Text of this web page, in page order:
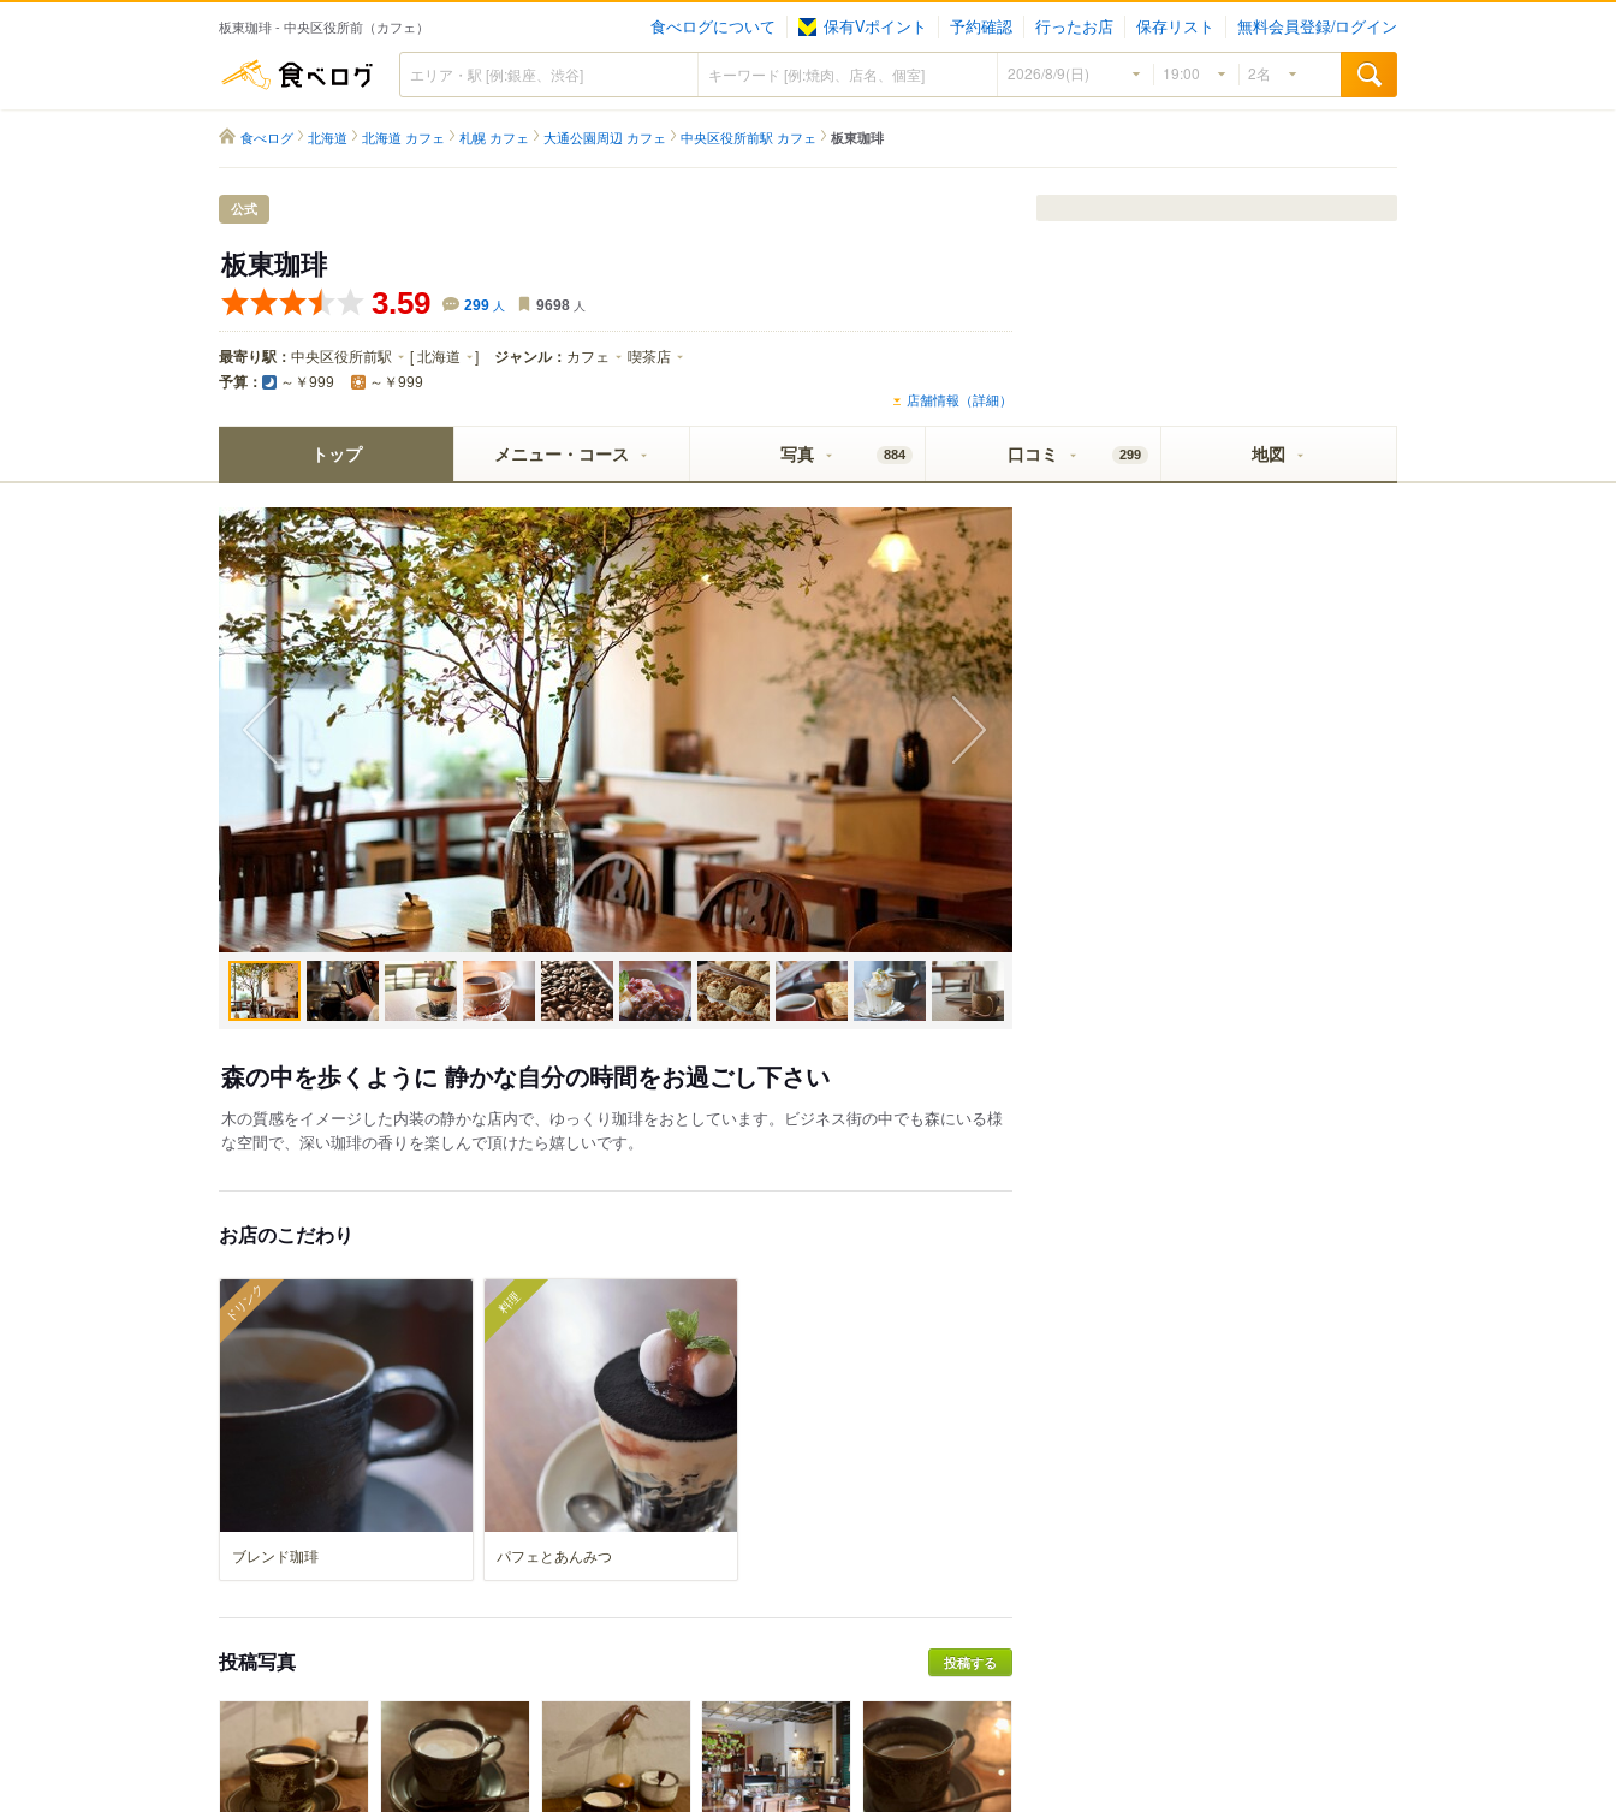
板東珈琲 - 中央区役所前（カフェ） 食べログについて 保有Vポイント 予約確認 行ったお店 保存リスト 無料会員登録/ログイン
食べログ
食べログ 北海道 北海道 カフェ 札幌 カフェ 大通公園周辺 カフェ 中央区役所前駅 カフェ 板東珈琲
公式
板東珈琲
3.59 299 人 9698 人
最寄り駅： 中央区役所前駅 [北海道 ] ジャンル： カフェ 喫茶店
予算： ～￥999 ～￥999
店舗情報（詳細）
トップ メニュー・コース 写真 884 口コミ 299 地図
森の中を歩くように 静かな自分の時間をお過ごし下さい
木の質感をイメージした内装の静かな店内で、ゆっくり珈琲をおとしています。ビジネス街の中でも森にいる様
な空間で、深い珈琲の香りを楽しんで頂けたら嬉しいです。
お店のこだわり
ドリンク
ブレンド珈琲
料理
パフェとあんみつ
投稿写真 投稿する